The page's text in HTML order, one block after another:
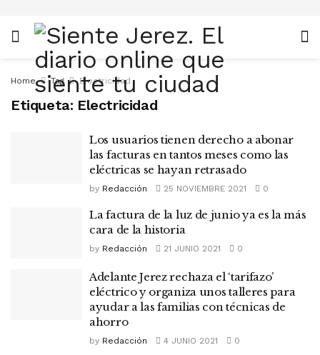
Home Tag Electricidad
Etiqueta: Electricidad
Los usuarios tienen derecho a abonar
las facturas en tantos meses como las
eléctricas se hayan retrasado
by Redacción 25 NOVIEMBRE 2021 0
La factura de la luz de junio ya es la más
cara de la historia
by Redacción 21 JUNIO 2021 0
Adelante Jerez rechaza el ‘tarifazo’
eléctrico y organiza unos talleres para
ayudar a las familias con técnicas de
ahorro
by Redacción 4 JUNIO 2021 0